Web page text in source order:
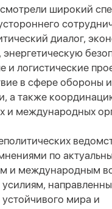
широкий
диалог,
энергетическую
и логистические
в сфере обороны и
а также
и международных
по
и международным
мира и